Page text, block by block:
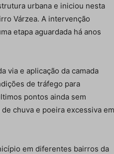
urbana e iniciou nesta
Várzea. A intervenção
etapa aguardada há anos
via e aplicação da camada
de tráfego para
pontos ainda sem
chuva e poeira excessiva em
em diferentes bairros da